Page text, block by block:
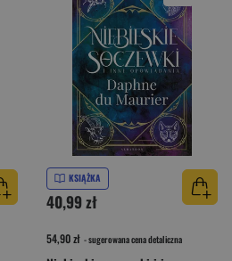
KSIĄŻKA
40,99 zł
54,90 zł - sugerowana cena detaliczna